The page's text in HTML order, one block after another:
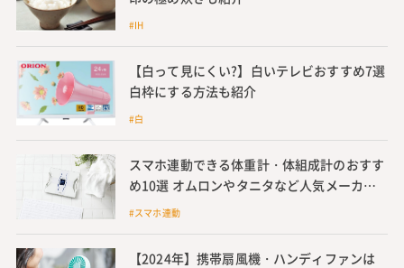
#IH
【白って見にくい?】白いテレビおすすめ7選
白枠にする方法も紹介
#白
スマホ連動できる体重計・体組成計のおすす
め10選 オムロンやタニタなど人気メーカー
の他、安い価格帯の商品も紹介
#スマホ連動
【2024年】携帯扇風機・ハンディファンは